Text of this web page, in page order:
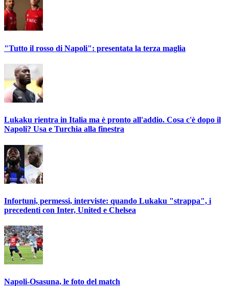
"Tutto il rosso di Napoli": presentata la terza maglia
Lukaku rientra in Italia ma è pronto all'addio. Cosa c'è dopo il
Napoli? Usa e Turchia alla finestra
Infortuni, permessi, interviste: quando Lukaku "strappa", i
precedenti con Inter, United e Chelsea
Napoli-Osasuna, le foto del match